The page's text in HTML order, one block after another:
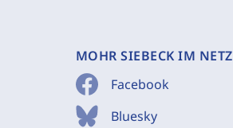
MOHR SIEBECK IM NETZ
Facebook
Bluesky